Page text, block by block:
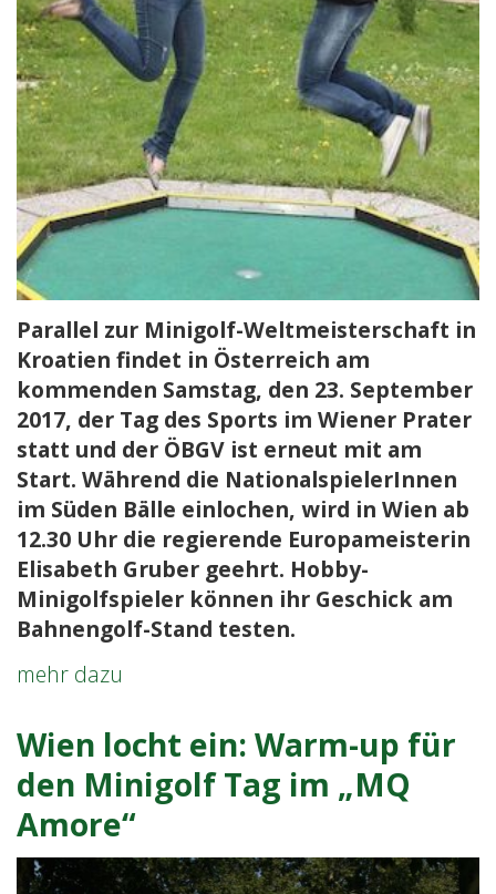
Parallel zur Minigolf-Weltmeisterschaft in
Kroatien findet in Österreich am
kommenden Samstag, den 23. September
2017, der Tag des Sports im Wiener Prater
statt und der ÖBGV ist erneut mit am
Start. Während die NationalspielerInnen
im Süden Bälle einlochen, wird in Wien ab
12.30 Uhr die regierende Europameisterin
Elisabeth Gruber geehrt. Hobby-
Minigolfspieler können ihr Geschick am
Bahnengolf-Stand testen.
mehr dazu
am
Tag
des
Sports
Wien locht ein: Warm-up für
den Minigolf Tag im „MQ
Amore“